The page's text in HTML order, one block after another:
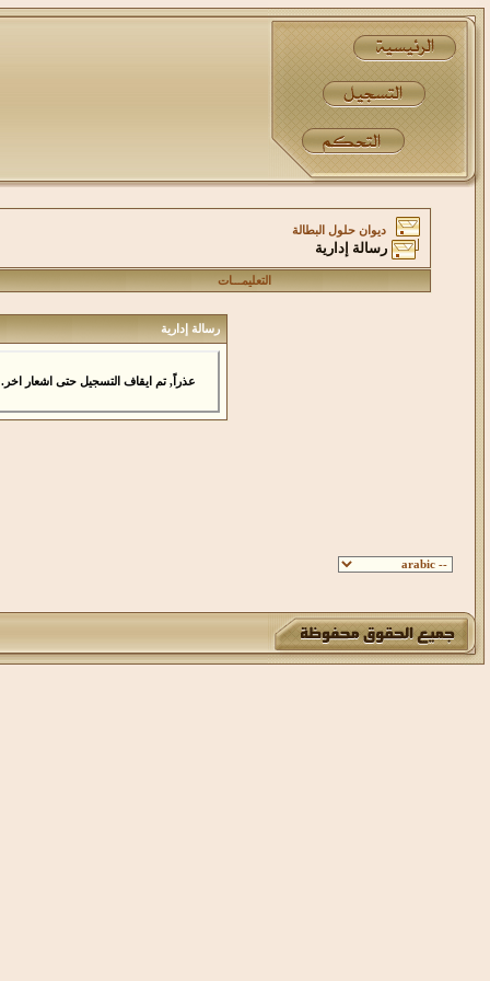
ديوان حلول البطالة
رسالة إدارية
التعليمـــات
رسالة إدارية
عذراً, تم ايقاف التسجيل حتى اشعار اخر.